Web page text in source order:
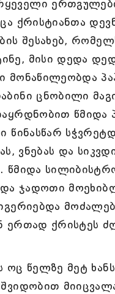
ქრისტიანთა
შესახებ,
მისი დედა
მონაწილეობდა
ცნობილი
წმიდა
წინასწარ
ვნებას და
ჯადოთი
ერთად ქრისტეს
წელზე მეტ